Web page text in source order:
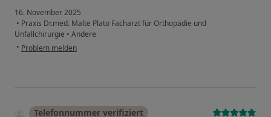
16. November 2025
• Praxis Dr.med. Malte Plato Facharzt für Orthopädie und
Unfallchirurgie • Andere
• Problem melden
Telefonnummer verifiziert